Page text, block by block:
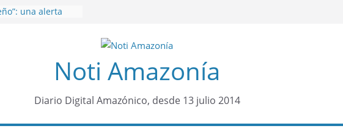
una alerta
encontrados
de Alison,
sensación de
Noti Amazonía
Diario Digital Amazónico, desde 13 julio 2014